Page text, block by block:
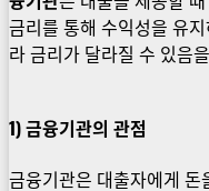
금리를 통해 수익성을 유
라 금리가 달라질 수 있음
1) 금융기관의 관점
금융기관은 대출자에게 돈